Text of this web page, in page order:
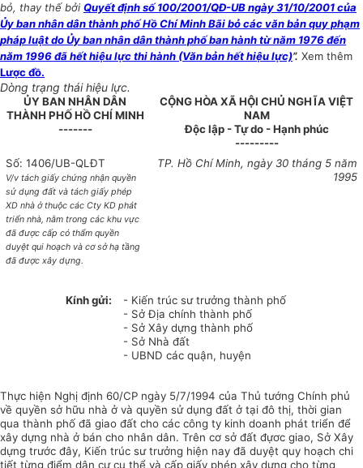
bỏ, thay thế bởi Quyết định số 100/2001/QĐ-UB ngày 31/10/2001 của
Ủy ban nhân dân thành phố Hồ Chí Minh Bãi bỏ các văn bản quy phạm
pháp luật do Ủy ban nhân dân thành phố ban hành từ năm 1976 đến
năm 1996 đã hết hiệu lực thi hành (Văn bản hết hiệu lực)”. Xem thêm
Lược đồ.
Dòng trạng thái hiệu lực.
ỦY BAN NHÂN DÂN
THÀNH PHỐ HỒ CHÍ MINH
-------
CỘNG HÒA XÃ HỘI CHỦ NGHĨA VIỆT
NAM
Độc lập - Tự do - Hạnh phúc
---------
Số: 1406/UB-QLĐT
V/v tách giấy chứng nhận quyền
sử dụng đất và tách giấy phép
XD nhà ở thuộc các Cty KD phát
triển nhà, nằm trong các khu vực
đã được cấp có thẩm quyền
duyệt qui hoạch và cơ sở hạ tầng
đã được xây dựng.
TP. Hồ Chí Minh, ngày 30 tháng 5 năm
1995
Kính gửi:
- Kiến trúc sư trưởng thành phố
- Sở Địa chính thành phố
- Sở Xây dựng thành phố
- Sở Nhà đất
- UBND các quận, huyện
Thực hiện Nghị định 60/CP ngày 5/7/1994 của Thủ tướng Chính phủ
về quyền sở hữu nhà ở và quyền sử dụng đất ở tại đô thị, thời gian
qua thành phố đã giao đất cho các công ty kinh doanh phát triển để
xây dựng nhà ở bán cho nhân dân. Trên cơ sở đất đựơc giao, Sở Xây
dựng trước đây, Kiến trúc sư trưởng hiện nay đã duyệt quy hoạch chi
tiết từng điểm dân cư cụ thể và cấp giấy phép xây dựng cho từng